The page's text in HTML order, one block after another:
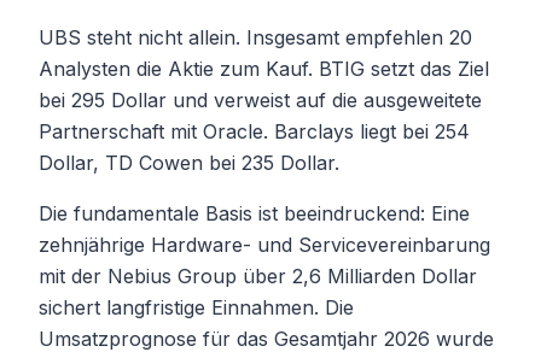
UBS steht nicht allein. Insgesamt empfehlen 20
Analysten die Aktie zum Kauf. BTIG setzt das Ziel
bei 295 Dollar und verweist auf die ausgeweitete
Partnerschaft mit Oracle. Barclays liegt bei 254
Dollar, TD Cowen bei 235 Dollar.
Die fundamentale Basis ist beeindruckend: Eine
zehnjährige Hardware- und Servicevereinbarung
mit der Nebius Group über 2,6 Milliarden Dollar
sichert langfristige Einnahmen. Die
Umsatzprognose für das Gesamtjahr 2026 wurde